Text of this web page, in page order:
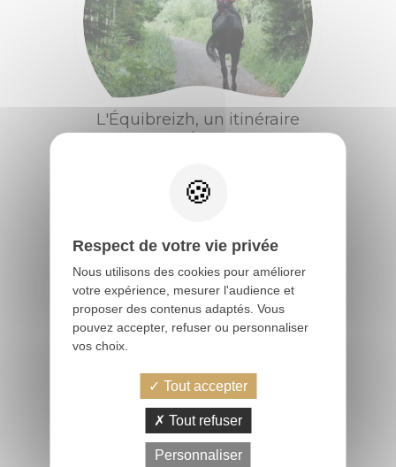
Bouger
trail, VTT,
balade à
cheval...
Sorties en
famille
Les mégalithes
de Lanvaux
Loisirs
aquatiques
Aires de jeux
Déguster
L'Équibreizh, un itinéraire
unique
Services aux itinérants
Respect de votre vie privée
Nous utilisons des cookies pour améliorer
votre expérience, mesurer l'audience et
proposer des contenus adaptés. Vous
pouvez accepter, refuser ou personnaliser
vos choix.
Tout accepter
Tout refuser
Personnaliser